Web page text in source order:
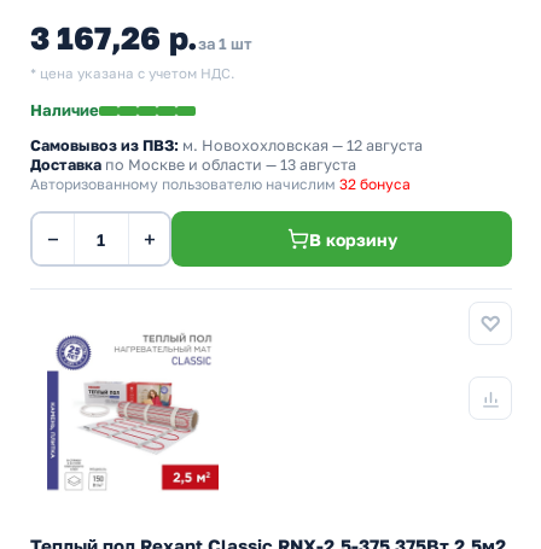
3 167,26 р.за 1 шт
* цена указана с учетом НДС.
Наличие
Самовывоз из ПВЗ: м. Новохохловская — 12 августа
Доставка по Москве и области — 13 августа
Авторизованному пользователю начислим 32 бонуса
− + В корзину